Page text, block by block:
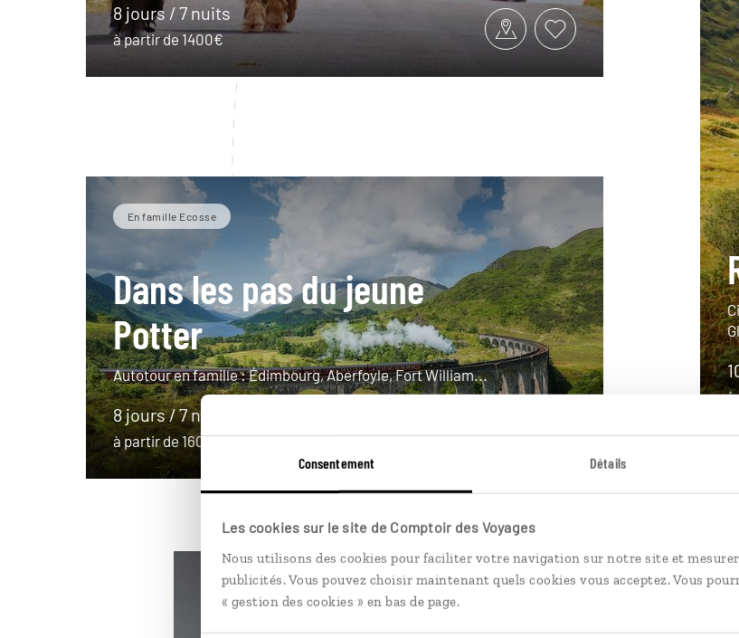
Consentement Détails
Les cookies sur le site de Comptoir des Voyages
Nous utilisons des cookies pour faciliter votre navigation sur notre site et
publicités. Vous pouvez choisir maintenant quels cookies vous acceptez. Vous
« gestion des cookies » en bas de page.
8 jours / 7 nuits
à partir de 1400€
En famille Ecosse
Dans les pas du jeune
Potter
Autotour en famille : Édimbourg, Aberfoyle, Fort William...
8 jours / 7 nuits
à partir de 1600€
à
Irlande